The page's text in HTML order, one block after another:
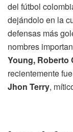
del fútbol
dejándolo en la
defensas más
nombres
Young, Roberto
recientemente
Jhon Terry,